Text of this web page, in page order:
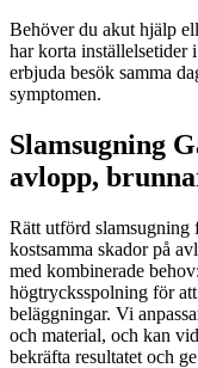
Behöver du akut hjälp
har korta inställelsetider
erbjuda besök samma
symptomen.
Slamsugning
avlopp,
Rätt utförd
kostsamma skador på
med kombinerade
högtrycksspolning för
beläggningar. Vi
och material, och kan
bekräfta resultatet och